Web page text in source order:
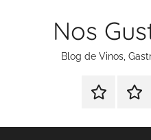
Nos
Blog de Vinos,
Especial
Tonics